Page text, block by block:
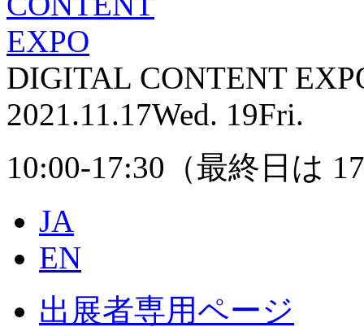
DIGITAL CONTENT
2021.11.17Wed. 19Fri.
10:00-17:30（最終日は
JA
EN
出展者専用ページ